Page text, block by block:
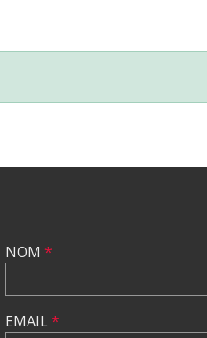
NOM *
EMAIL*